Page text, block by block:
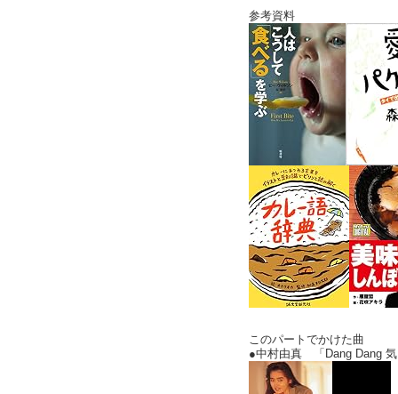
参考資料
このパートでかけた曲
●中村由真 「Dang Dang